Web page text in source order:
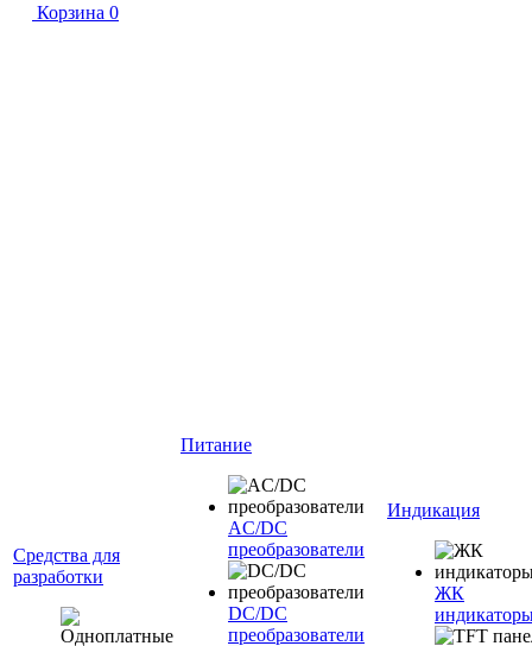
Корзина 0
Средства для
разработки
Питание
AC/DC
преобразователи
DC/DC
преобразователи
Индикация
ЖК